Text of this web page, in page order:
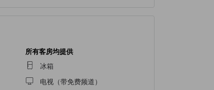
所有客房均提供
冰箱
电视（带免费频道）